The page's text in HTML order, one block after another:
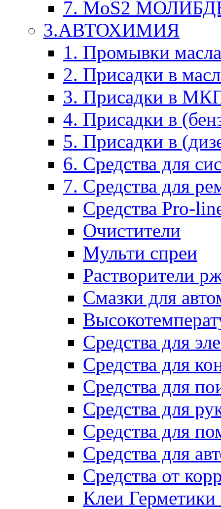
7. MoS2
3.АВТОХИМИЯ
1. Промывки масла
2. Присадки в
3. Присадки в
4. Присадки в
5. Присадки в
6. Средства для
7. Средства для
Средства Pro-
Очистители
Мульти спреи
Растворители
Смазки для
Средства для
Средства для
Средства для
Средства для
Средства для
Средства для
Средства от
Клеи